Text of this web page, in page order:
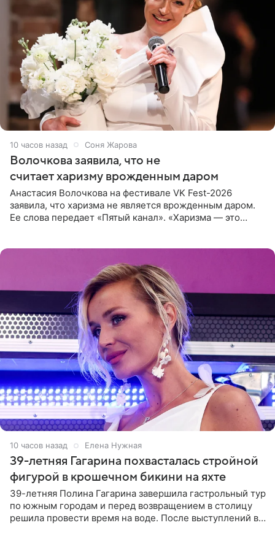
10 часов назад Соня Жарова
Волочкова заявила, что не
считает харизму врожденным даром
Анастасия Волочкова на фестивале VK Fest-2026
заявила, что харизма не является врожденным даром.
Ее слова передает «Пятый канал». «Харизма — это
10 часов назад Елена Нужная
39-летняя Гагарина похвасталась стройной
фигурой в крошечном бикини на яхте
39-летняя Полина Гагарина завершила гастрольный тур
по южным городам и перед возвращением в столицу
решила провести время на воде. После выступлений в